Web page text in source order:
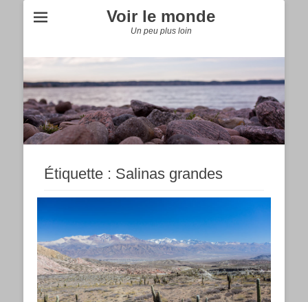
Voir le monde
Un peu plus loin
Étiquette : Salinas grandes